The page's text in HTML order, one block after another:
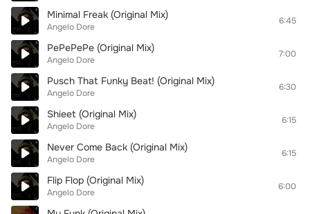
Minimal Freak (Original Mix)
Angelo Dore
6:45
PePePePe (Original Mix)
Angelo Dore
7:00
Pusch That Funky Beat! (Original Mix)
Angelo Dore
6:30
Shieet (Original Mix)
Angelo Dore
6:15
Never Come Back (Original Mix)
Angelo Dore
6:15
Flip Flop (Original Mix)
Angelo Dore
6:00